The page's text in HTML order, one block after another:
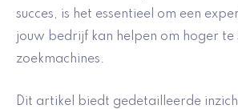
succes, is het essentieel om een
jouw bedrijf kan helpen om hoger te
zoekmachines.
Dit artikel biedt gedetailleerde